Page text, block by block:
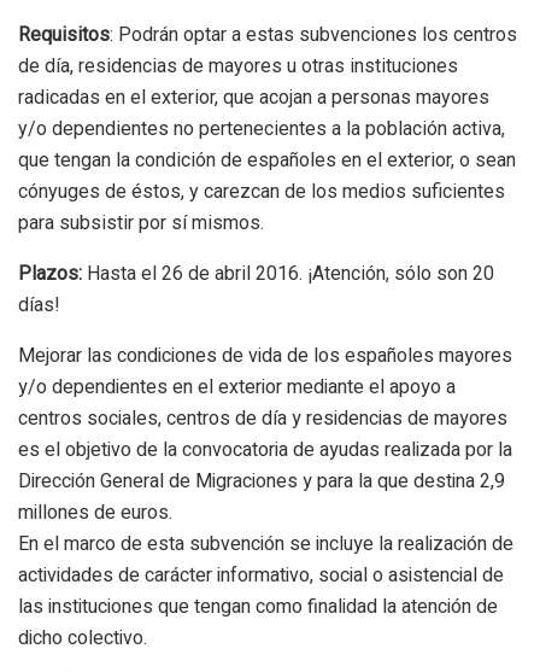
Requisitos: Podrán optar a estas subvenciones los centros
de día, residencias de mayores u otras instituciones
radicadas en el exterior, que acojan a personas mayores
y/o dependientes no pertenecientes a la población activa,
que tengan la condición de españoles en el exterior, o sean
cónyuges de éstos, y carezcan de los medios suficientes
para subsistir por sí mismos.
Plazos: Hasta el 26 de abril 2016. ¡Atención, sólo son 20
días!
Mejorar las condiciones de vida de los españoles mayores
y/o dependientes en el exterior mediante el apoyo a
centros sociales, centros de día y residencias de mayores
es el objetivo de la convocatoria de ayudas realizada por la
Dirección General de Migraciones y para la que destina 2,9
millones de euros.
En el marco de esta subvención se incluye la realización de
actividades de carácter informativo, social o asistencial de
las instituciones que tengan como finalidad la atención de
dicho colectivo.